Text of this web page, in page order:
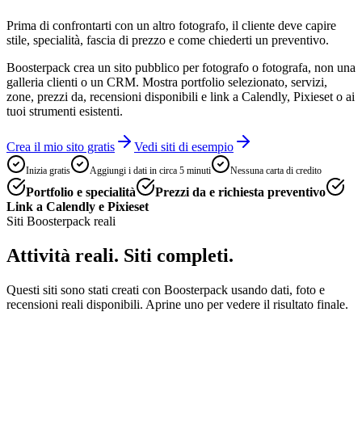
Prima di confrontarti con un altro fotografo, il cliente deve capire
stile, specialità, fascia di prezzo e come chiederti un preventivo.
Boosterpack crea un sito pubblico per fotografo o fotografa, non una
galleria clienti o un CRM. Mostra portfolio selezionato, servizi,
zone, prezzi da, recensioni disponibili e link a Calendly, Pixieset o ai
tuoi strumenti esistenti.
Crea il mio sito gratis Vedi siti di esempio
Inizia gratis Aggiungi i dati in circa 5 minuti Nessuna carta di credito
Portfolio e specialità
Prezzi da e richiesta preventivo
Link a Calendly e Pixieset
Siti Boosterpack reali
Attività reali. Siti completi.
Questi siti sono stati creati con Boosterpack usando dati, foto e
recensioni reali disponibili. Aprine uno per vedere il risultato finale.